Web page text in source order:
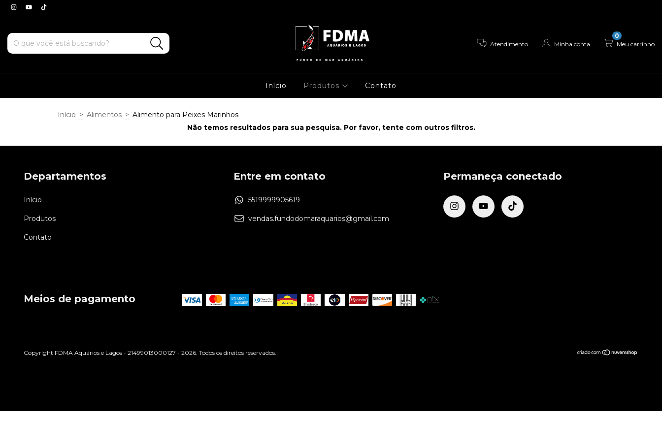
Atendimento Minha conta Meu carrinho
0
Início Produtos Contato
Início > Alimentos > Alimento para Peixes Marinhos
Não temos resultados para sua pesquisa. Por favor, tente com outros filtros.
Departamentos
Início
Produtos
Contato
Entre em contato
5519999905619
vendas.fundodomaraquarios@gmail.com
Permaneça conectado
Meios de pagamento
Copyright FDMA Aquários e Lagos - 21499013000127 - 2026. Todos os direitos reservados.